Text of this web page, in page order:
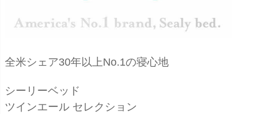
全米シェア30年以上No.1の寝心地
シーリーベッド
ツインエール セレクション